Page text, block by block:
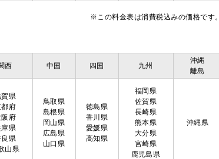
※この料金表は消費税込みの価格です。
西 中国 四国 九州
沖縄
離島
賀県
都府
阪府
庫県
良県
山県
鳥取県
島根県
岡山県
広島県
山口県
徳島県
香川県
愛媛県
高知県
福岡県
佐賀県
長崎県
熊本県
大分県
宮崎県
鹿児島県
沖縄県